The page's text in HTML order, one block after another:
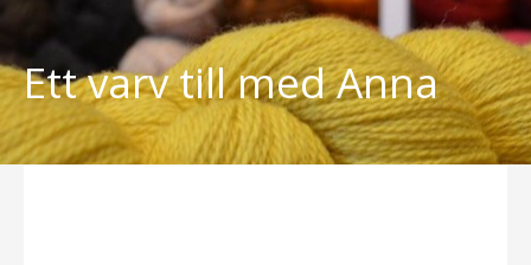
innehåll
Ett varv till med Anna